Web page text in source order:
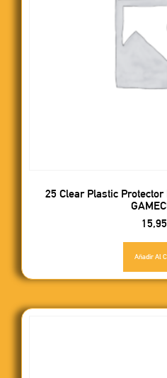
25 Clear Plastic Protector
15,95
Añadir Al